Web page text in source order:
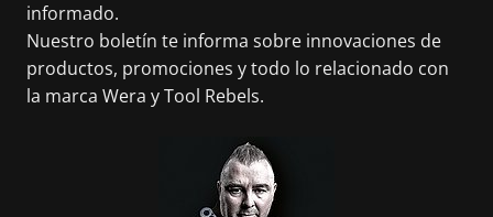
informado.
Nuestro boletín te informa sobre innovaciones de
productos, promociones y todo lo relacionado con
la marca Wera y Tool Rebels.